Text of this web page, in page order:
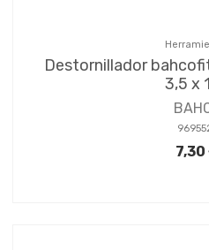
Destornillador
3,5 x
7,30